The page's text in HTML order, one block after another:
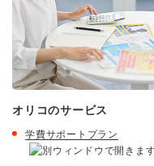
オリコのサービス
学費サポートプラン